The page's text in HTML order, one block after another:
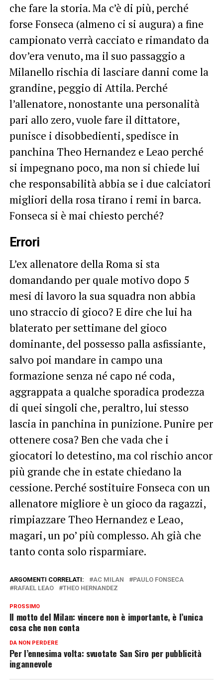
che fare la storia. Ma c’è di più, perché
forse Fonseca (almeno ci si augura) a fine
campionato verrà cacciato e rimandato da
dov’era venuto, ma il suo passaggio a
Milanello rischia di lasciare danni come la
grandine, peggio di Attila. Perché
l’allenatore, nonostante una personalità
pari allo zero, vuole fare il dittatore,
punisce i disobbedienti, spedisce in
panchina Theo Hernandez e Leao perché
si impegnano poco, ma non si chiede lui
che responsabilità abbia se i due calciatori
migliori della rosa tirano i remi in barca.
Fonseca si è mai chiesto perché?
Errori
L’ex allenatore della Roma si sta
domandando per quale motivo dopo 5
mesi di lavoro la sua squadra non abbia
uno straccio di gioco? E dire che lui ha
blaterato per settimane del gioco
dominante, del possesso palla asfissiante,
salvo poi mandare in campo una
formazione senza né capo né coda,
aggrappata a qualche sporadica prodezza
di quei singoli che, peraltro, lui stesso
lascia in panchina in punizione. Punire per
ottenere cosa? Ben che vada che i
giocatori lo detestino, ma col rischio ancor
più grande che in estate chiedano la
cessione. Perché sostituire Fonseca con un
allenatore migliore è un gioco da ragazzi,
rimpiazzare Theo Hernandez e Leao,
magari, un po’ più complesso. Ah già che
tanto conta solo risparmiare.
ARGOMENTI CORRELATI: AC MILAN
PAULO FONSECA
RAFAEL LEAO
THEO HERNANDEZ
PROSSIMO
Il motto del Milan: vincere non è importante, è l’unica
cosa che non conta
DA NON PERDERE
Per l’ennesima volta: svuotate San Siro per pubblicità
ingannevole